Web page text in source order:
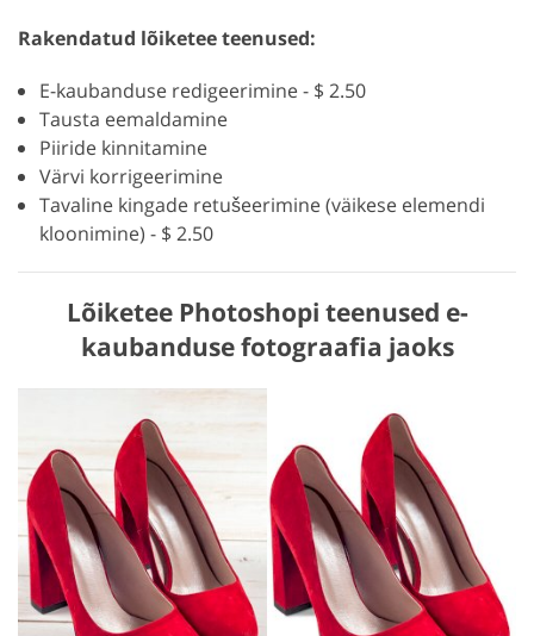
Rakendatud lõiketee teenused:
E-kaubanduse redigeerimine - $ 2.50
Tausta eemaldamine
Piiride kinnitamine
Värvi korrigeerimine
Tavaline kingade retušeerimine (väikese elemendi
kloonimine) - $ 2.50
Lõiketee Photoshopi teenused e-
kaubanduse fotograafia jaoks